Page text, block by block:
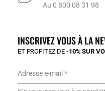
Au 0 800 08 31 98
INSCRIVEZ VOUS À LA
ET PROFITEZ DE-10% SUR
Adresse e-mail